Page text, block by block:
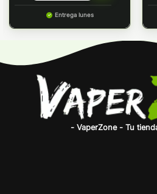
Entrega lunes
- VaperZone - Tu